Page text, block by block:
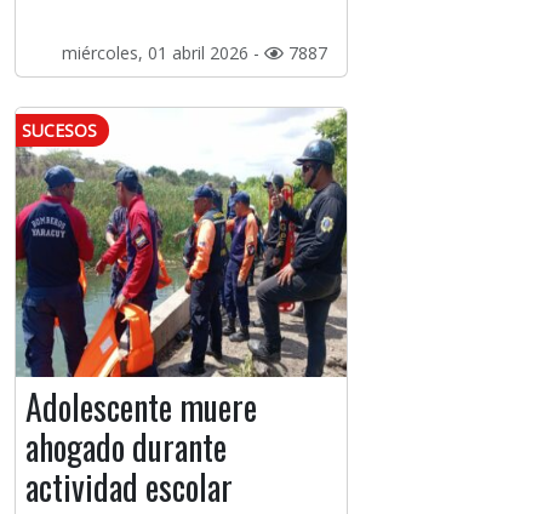
miércoles, 01 abril 2026 - 7887
SUCESOS
Adolescente muere
ahogado durante
actividad escolar